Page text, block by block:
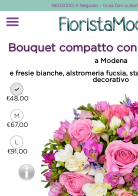
NEGOZIO Il Negozio - Invia fiori a
Bouquet compatto
a Modena
e fresie bianche, alstromeria fucsia,
decorativo
€48,00
€67,00
€91,00